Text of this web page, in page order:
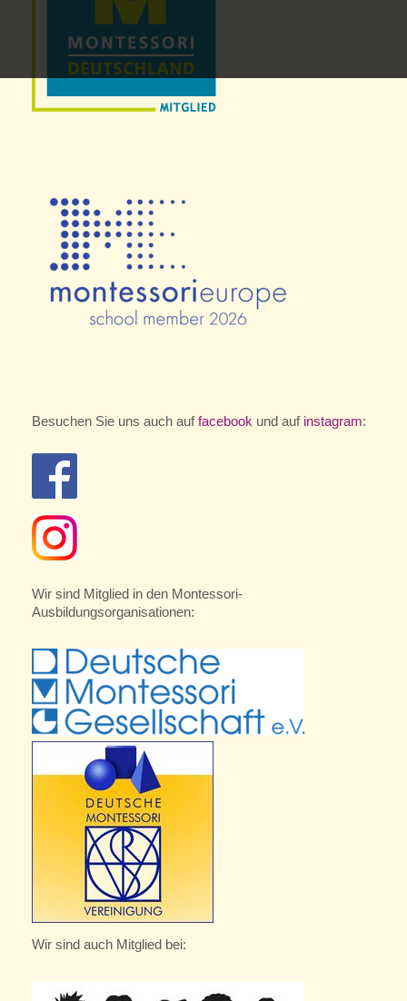
Besuchen Sie uns auch auffacebook und auf instagram:
Wir sind Mitglied in den Montessori-
Ausbildungsorganisationen:
Wir sind auch Mitglied bei: